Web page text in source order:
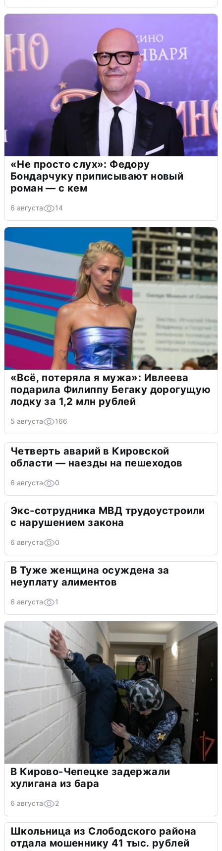
«Не просто слух»: Федору
Бондарчуку приписывают новый
роман — с кем
6 августа 14
«Всё, потеряла я мужа»: Ивлеева
подарила Филиппу Бегаку дорогущую
лодку за 1,2 млн рублей
5 августа 166
Четверть аварий в Кировской
области — наезды на пешеходов
6 августа 0
Экс-сотрудника МВД трудоустроили
с нарушением закона
6 августа 0
В Туже женщина осуждена за
неуплату алиментов
6 августа 1
В Кирово-Чепецке задержали
хулигана из бара
6 августа 2
Школьница из Слободского района
отдала мошеннику 41 тыс. рублей